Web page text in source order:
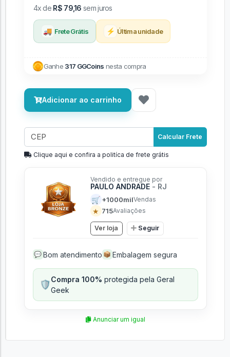
4x de R$ 79,16 sem juros
🚚 Frete Grátis ⚡ Última unidade
Ganhe 317 GGCoins nesta compra
Adicionar ao carrinho
Calcular Frete
Clique aqui e confira a politíca de frete grátis
Vendido e entregue por
PAULO ANDRADE - RJ
🛒 +1000milVendas
★ 715Avaliações
Ver loja Seguir
💬 Bom atendimento 📦 Embalagem segura
🛡️Compra 100% protegida pela Geral
Geek
Anunciar um igual